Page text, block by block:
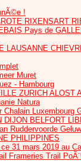
!
RIXENSART
Pays de
LAUSANNE
Muret
- Hambourg
ZURICH ALOST
Natura
Luxembourg
DIJON BELFORT
Ruddervoorde
PHILIPPINES
31 mars 2019 au
Frameries Trail